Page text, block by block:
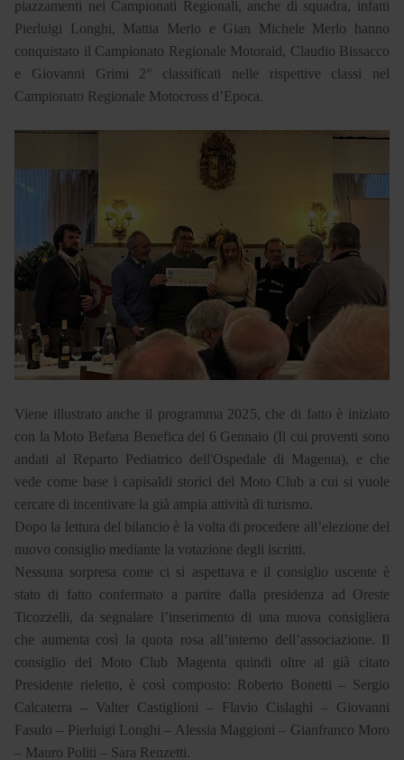
piazzamenti nei Campionati Regionali, anche di squadra, infatti
Pierluigi Longhi, Mattia Merlo e Gian Michele Merlo hanno
conquistato il Campionato Regionale Motoraid, Claudio Bissacco
e Giovanni Grimi 2° classificati nelle rispettive classi nel
Campionato Regionale Motocross d’Epoca.
Viene illustrato anche il programma 2025, che di fatto è iniziato
con la Moto Befana Benefica del 6 Gennaio (Il cui proventi sono
andati al Reparto Pediatrico dell'Ospedale di Magenta), e che
vede come base i capisaldi storici del Moto Club a cui si vuole
cercare di incentivare la già ampia attività di turismo.
Dopo la lettura del bilancio è la volta di procedere all’elezione del
nuovo consiglio mediante la votazione degli iscritti.
Nessuna sorpresa come ci si aspettava e il consiglio uscente è
stato di fatto confermato a partire dalla presidenza ad Oreste
Ticozzelli, da segnalare l’inserimento di una nuova consigliera
che aumenta così la quota rosa all’interno dell’associazione. Il
consiglio del Moto Club Magenta quindi oltre al già citato
Presidente rieletto, è così composto: Roberto Bonetti – Sergio
Calcaterra – Valter Castiglioni – Flavio Cislaghi – Giovanni
Fasulo – Pierluigi Longhi – Alessia Maggioni – Gianfranco Moro
– Mauro Politi – Sara Renzetti.